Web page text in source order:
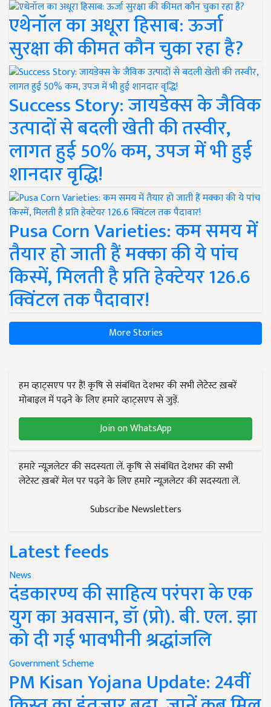
एथेनॉल का अधूरा हिसाब: ऊर्जा
सुरक्षा की कीमत कौन चुका रहा है?
Success Story: जायडेक्स के जैविक
उत्पादों से बदली खेती की तस्वीर,
लागत हुई 50% कम, उपज में भी हुई
शानदार वृद्धि!
Pusa Corn Varieties: कम समय में
तैयार हो जाती हैं मक्का की ये पांच
किस्में, मिलती है प्रति हेक्टेयर 126.6
क्विंटल तक पैदावार!
More Stories
हम व्हाट्सएप पर हैं! कृषि से संबंधित देशभर की सभी लेटेस्ट ख़बरें
मोबाइल में पढ़ने के लिए हमारे व्हाट्सएप से जुड़ें.
Join on WhatsApp
हमारे न्यूज़लेटर की सदस्यता लें. कृषि से संबंधित देशभर की सभी
लेटेस्ट ख़बरें मेल पर पढ़ने के लिए हमारे न्यूज़लेटर की सदस्यता लें.
Subscribe Newsletters
Latest feeds
News
दंडकारण्य की साहित्य परंपरा के एक
युग का अवसान, डॉ (प्रो). बी. एल. झा
को दी गई भावभीनी श्रद्धांजलि
Government Scheme
PM Kisan Yojana Update: 24वीं